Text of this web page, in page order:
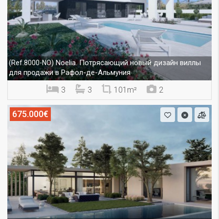
(Ref.8000-NO)Noelia. Потрясающий новый дизайн виллы
для продажи в Рафол-де-Альмуния
3 3 101m² 2
675.000€